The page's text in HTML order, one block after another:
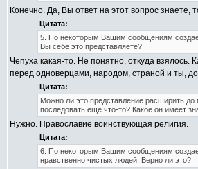
Конечно. Да, Вы ответ на этот вопрос знаете,
Цитата:
5. По некоторым Вашим сообщениям
Вы себе это представляете?
Чепуха какая-то. Не понятно, откуда взялось.
перед одноверцами, народом, страной и ты,
Цитата:
Можно ли это представление расширить
последовать еще что-то? Какое он имеет
Нужно. Православие воинствующая религия.
Цитата:
6. По некоторым Вашим сообщениям
нравственно чистых людей. Верно ли это?